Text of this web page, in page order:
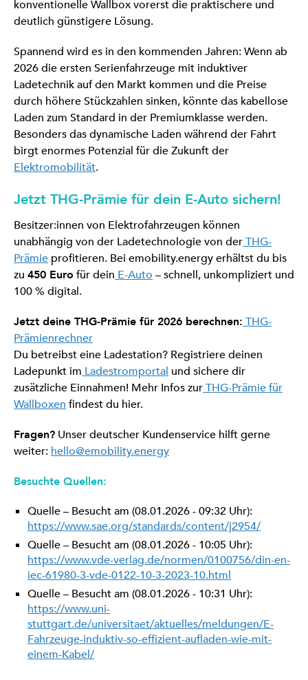
konventionelle Wallbox vorerst die praktischere und
deutlich günstigere Lösung.
Spannend wird es in den kommenden Jahren: Wenn ab
2026 die ersten Serienfahrzeuge mit induktiver
Ladetechnik auf den Markt kommen und die Preise
durch höhere Stückzahlen sinken, könnte das kabellose
Laden zum Standard in der Premiumklasse werden.
Besonders das dynamische Laden während der Fahrt
birgt enormes Potenzial für die Zukunft der
Elektromobilität.
Jetzt THG-Prämie für dein E-Auto sichern!
Besitzer:innen von Elektrofahrzeugen können
unabhängig von der Ladetechnologie von derTHG-
Prämie profitieren. Bei emobility.energy erhältst du bis
zu 450 Euro für dein E-Auto – schnell, unkompliziert und
100 % digital.
Jetzt deine THG-Prämie für 2026 berechnen: THG-
Prämienrechner
Du betreibst eine Ladestation? Registriere deinen
Ladepunkt im Ladestromportal und sichere dir
zusätzliche Einnahmen! Mehr Infos zurTHG-Prämie für
Wallboxen findest du hier.
Fragen? Unser deutscher Kundenservice hilft gerne
weiter: hello@emobility.energy
Besuchte Quellen:
Quelle – Besucht am (08.01.2026 - 09:32 Uhr):
https://www.sae.org/standards/content/j2954/
Quelle – Besucht am (08.01.2026 - 10:05 Uhr):
https://www.vde-verlag.de/normen/0100756/din-en-
iec-61980-3-vde-0122-10-3-2023-10.html
Quelle – Besucht am (08.01.2026 - 10:31 Uhr):
https://www.uni-
stuttgart.de/universitaet/aktuelles/meldungen/E-
Fahrzeuge-induktiv-so-effizient-aufladen-wie-mit-
einem-Kabel/